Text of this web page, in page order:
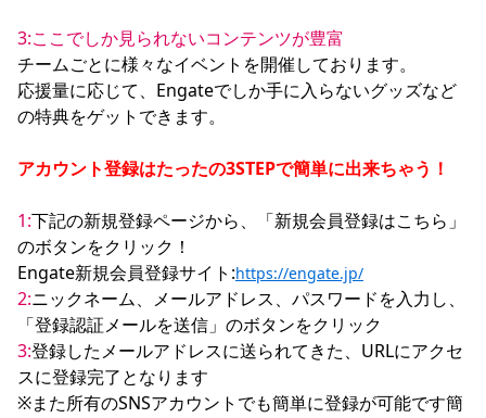
3:ここでしか見られないコンテンツが豊富
チームごとに様々なイベントを開催しております。
応援量に応じて、Engateでしか手に入らないグッズなど
の特典をゲットできます。
アカウント登録はたったの3STEPで簡単に出来ちゃう！
1:下記の新規登録ページから、「新規会員登録はこちら」
のボタンをクリック！
Engate新規会員登録サイト:https://engate.jp/
2:ニックネーム、メールアドレス、パスワードを入力し、
3:登録したメールアドレスに送られてきた、URLにアクセ
スに登録完了となります
※また所有のSNSアカウントでも簡単に登録が可能です簡